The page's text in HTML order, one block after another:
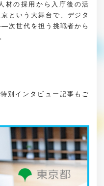
材の採用から入庁後の活
という大舞台で、デジタ
次世代を担う挑戦者から
別インタビュー記事もご